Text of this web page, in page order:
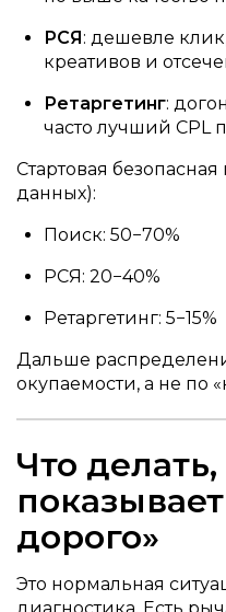
РСЯ : дешевле
креативов и
Ретаргетинг:
часто лучший CPL
Стартовая
данных):
Поиск: 50−70%
РСЯ: 20−40%
Ретаргетинг: 5−15%
Дальше
окупаемости, а не по
Что
дорого»
Это нормальная